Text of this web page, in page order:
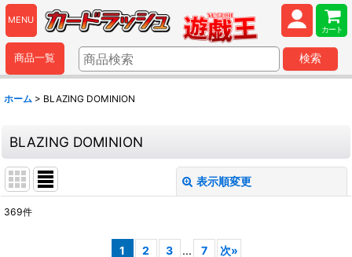
MENU
カート
商品一覧 検索
ホーム > BLAZING DOMINION
BLAZING DOMINION
表示順変更
369件
1 2 3 ... 7 次»